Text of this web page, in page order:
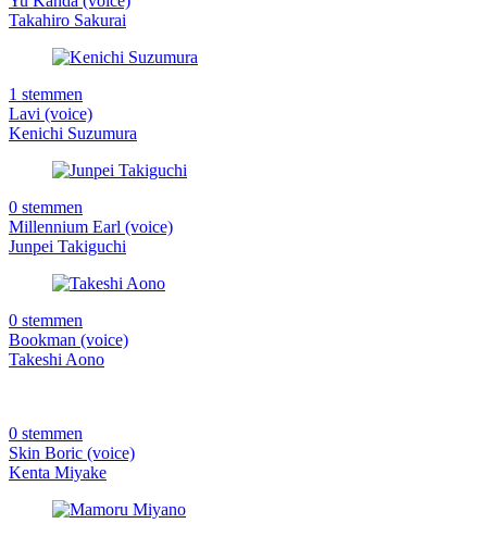
Takahiro Sakurai
1 stemmen
Lavi (voice)
Kenichi Suzumura
0 stemmen
Millennium Earl (voice)
Junpei Takiguchi
0 stemmen
Bookman (voice)
Takeshi Aono
0 stemmen
Skin Boric (voice)
Kenta Miyake